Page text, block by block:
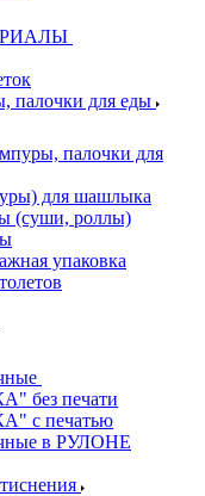
палочки для еды
палочки для
для шашлыка
(суши, роллы)
упаковка
без печати
с печатью
в РУЛОНЕ